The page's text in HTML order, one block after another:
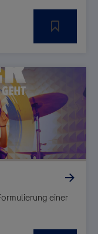
einer